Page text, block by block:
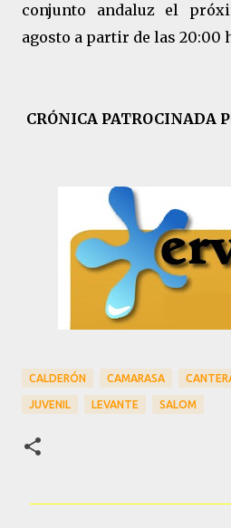
conjunto andaluz el
agosto a partir de las 20:00
CRÓNICA PATROCINADA
CALDERÓN CAMARASA
JUVENIL LEVANTE SALOM